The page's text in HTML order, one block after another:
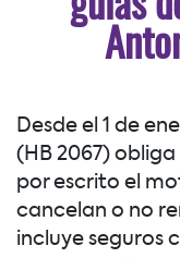
Desde el 1 de
(HB 2067)
por escrito el
cancelan o no
incluye seguros